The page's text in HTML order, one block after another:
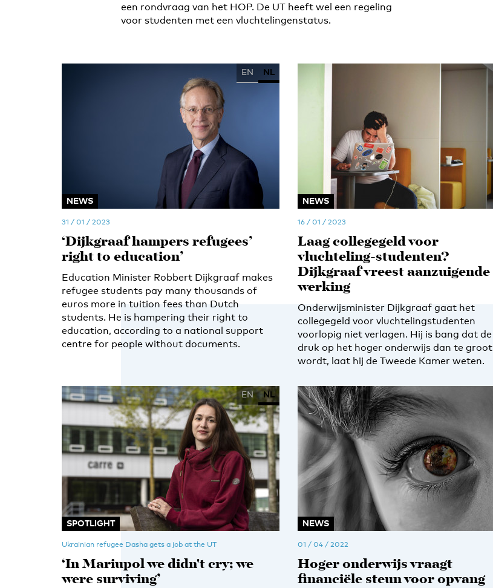
een rondvraag van het HOP. De UT heeft wel een regeling
voor studenten met een vluchtelingenstatus.
EN NL
NEWS
31 / 01 / 2023
‘Dijkgraaf hampers refugees’
right to education’
Education Minister Robbert Dijkgraaf makes
refugee students pay many thousands of
euros more in tuition fees than Dutch
students. He is hampering their right to
education, according to a national support
centre for people without documents.
NEWS
16 / 01 / 2023
Laag collegegeld voor
vluchteling-studenten?
Dijkgraaf vreest aanzuigende
werking
Onderwijsminister Dijkgraaf gaat het
collegegeld voor vluchtelingstudenten
voorlopig niet verlagen. Hij is bang dat de
druk op het hoger onderwijs dan te groot
wordt, laat hij de Tweede Kamer weten.
EN NL
SPOTLIGHT
Ukrainian refugee Dasha gets a job at the UT
‘In Mariupol we didn't cry; we
were surviving’
NEWS
01 / 04 / 2022
Hoger onderwijs vraagt
financiële steun voor opvang